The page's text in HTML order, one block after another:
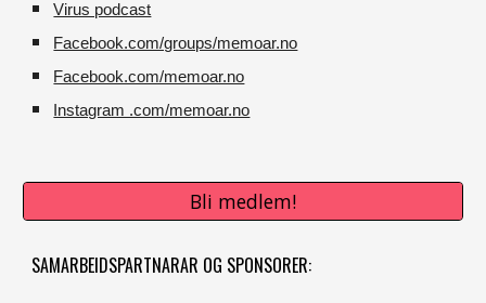
Virus podcast
Facebook.com/groups/memoar.no
Facebook.com/memoar.no
Instagram .com/memoar.no
Bli medlem!
SAMARBEIDSPARTNARAR OG SPONSORER: